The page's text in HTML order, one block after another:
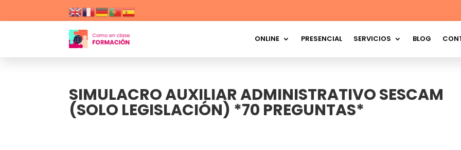
ONLINE PRESENCIAL SERVICIOS BLOG
SIMULACRO AUXILIAR ADMINISTRATIVO SESCAM
(SOLO LEGISLACIÓN) *70 PREGUNTAS*